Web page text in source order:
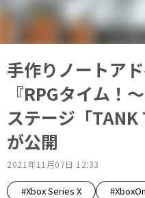
手作りノートア
『RPGタイム！
ステージ「
が公開
2021年11月07日 12:33
#Xbox Series X